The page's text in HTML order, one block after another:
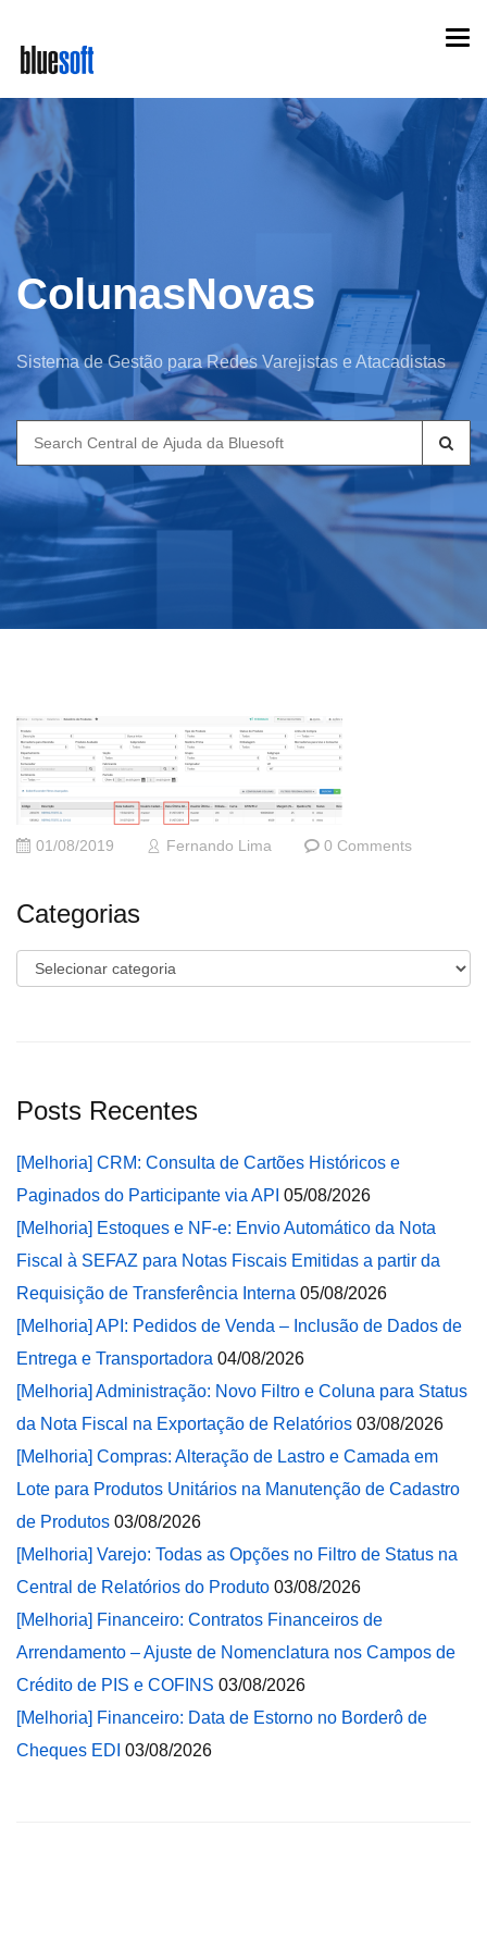
main
content
ColunasNovas
Sistema de Gestão para Redes Varejistas e Atacadistas
Search
for:
01/08/2019 Fernando Lima 0 Comments
Categorias
Categorias
Posts Recentes
[Melhoria] CRM: Consulta de Cartões Históricos e
Paginados do Participante via API 05/08/2026
[Melhoria] Estoques e NF-e: Envio Automático da Nota
Fiscal à SEFAZ para Notas Fiscais Emitidas a partir da
Requisição de Transferência Interna 05/08/2026
[Melhoria] API: Pedidos de Venda – Inclusão de Dados de
Entrega e Transportadora 04/08/2026
[Melhoria] Administração: Novo Filtro e Coluna para Status
da Nota Fiscal na Exportação de Relatórios 03/08/2026
[Melhoria] Compras: Alteração de Lastro e Camada em
Lote para Produtos Unitários na Manutenção de Cadastro
de Produtos 03/08/2026
[Melhoria] Varejo: Todas as Opções no Filtro de Status na
Central de Relatórios do Produto 03/08/2026
[Melhoria] Financeiro: Contratos Financeiros de
Arrendamento – Ajuste de Nomenclatura nos Campos de
Crédito de PIS e COFINS 03/08/2026
[Melhoria] Financeiro: Data de Estorno no Borderô de
Cheques EDI 03/08/2026